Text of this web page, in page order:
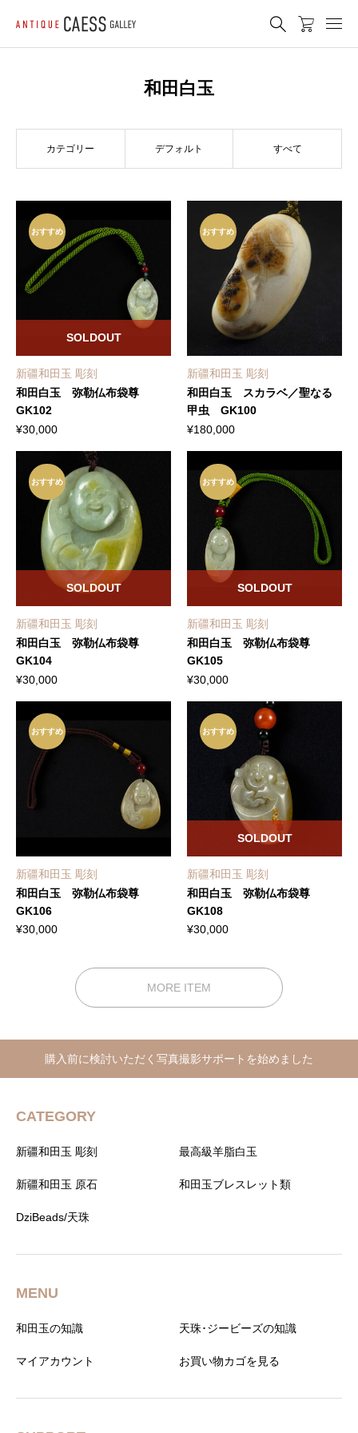
和田白玉
カテゴリー デフォルト すべて
新疆和田玉 彫刻
和田白玉 弥勒仏布袋尊
GK102
¥30,000
おすすめ
SOLDOUT
新疆和田玉 彫刻
和田白玉 スカラベ／聖なる
甲虫 GK100
¥180,000
おすすめ
新疆和田玉 彫刻
和田白玉 弥勒仏布袋尊
GK104
¥30,000
おすすめ
SOLDOUT
新疆和田玉 彫刻
和田白玉 弥勒仏布袋尊
GK105
¥30,000
おすすめ
SOLDOUT
新疆和田玉 彫刻
和田白玉 弥勒仏布袋尊
GK106
¥30,000
おすすめ
新疆和田玉 彫刻
和田白玉 弥勒仏布袋尊
GK108
¥30,000
おすすめ
SOLDOUT
MORE ITEM
購入前に検討いただく写真撮影サポートを始めました
CATEGORY
新疆和田玉 彫刻 最高級羊脂白玉
新疆和田玉 原石 和田玉ブレスレット類
DziBeads/天珠
MENU
和田玉の知識 天珠･ジービーズの知識
マイアカウント お買い物カゴを見る